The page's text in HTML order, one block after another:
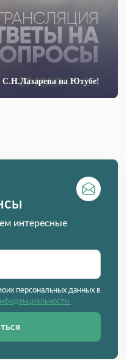
С.Н.Лазарева на Ютубе!
интересные
персональных данных в